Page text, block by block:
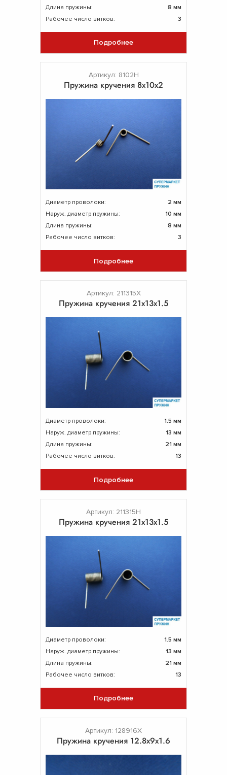
Длина пружины:
8 мм
Рабочее число витков:
3
Подробнее
Артикул: 8102Н
Пружина кручения 8х10х2
Диаметр проволоки:
2 мм
Наруж. диаметр пружины:
10 мм
Длина пружины:
8 мм
Рабочее число витков:
3
Подробнее
Артикул: 211315Х
Пружина кручения 21х13х1.5
Диаметр проволоки:
1.5 мм
Наруж. диаметр пружины:
13 мм
Длина пружины:
21 мм
Рабочее число витков:
13
Подробнее
Артикул: 211315Н
Пружина кручения 21х13х1.5
Диаметр проволоки:
1.5 мм
Наруж. диаметр пружины:
13 мм
Длина пружины:
21 мм
Рабочее число витков:
13
Подробнее
Артикул: 128916Х
Пружина кручения 12.8х9х1.6